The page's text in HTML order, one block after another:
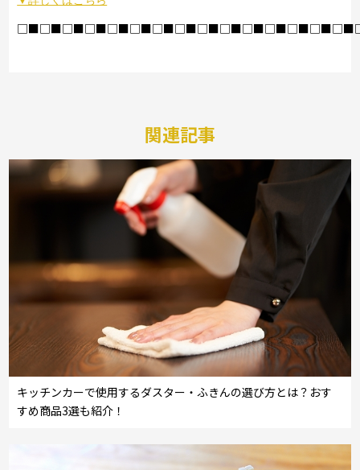
関連記事
キッチンカーで使用するダスター・ふきんの選び方とは？おす
すめ商品3選も紹介！